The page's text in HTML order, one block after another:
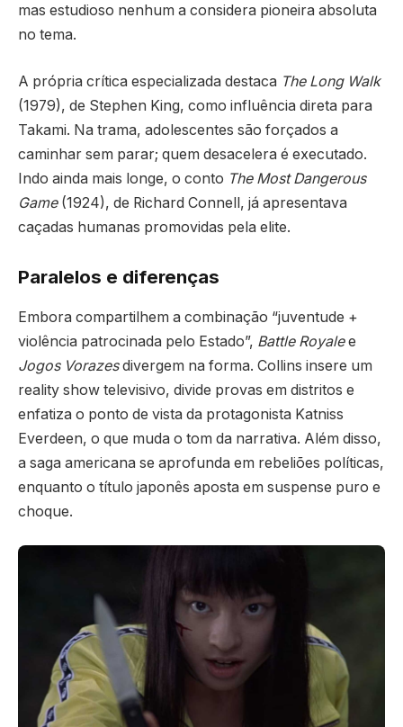
mas estudioso nenhum a considera pioneira absoluta
no tema.
A própria crítica especializada destaca The Long Walk
(1979), de Stephen King, como influência direta para
Takami. Na trama, adolescentes são forçados a
caminhar sem parar; quem desacelera é executado.
Indo ainda mais longe, o conto The Most Dangerous
Game(1924), de Richard Connell, já apresentava
caçadas humanas promovidas pela elite.
Paralelos e diferenças
Embora compartilhem a combinação “juventude +
violência patrocinada pelo Estado”, Battle Royalee
Jogos Vorazesdivergem na forma. Collins insere um
reality show televisivo, divide provas em distritos e
enfatiza o ponto de vista da protagonista Katniss
Everdeen, o que muda o tom da narrativa. Além disso,
a saga americana se aprofunda em rebeliões políticas,
enquanto o título japonês aposta em suspense puro e
choque.